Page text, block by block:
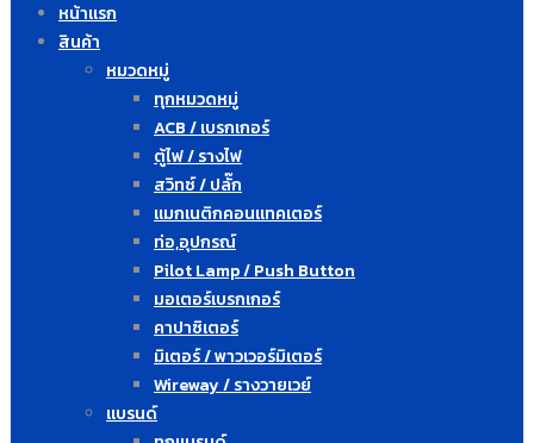
หน้าแรก
สินค้า
หมวดหมู่
ทุกหมวดหมู่
ACB / เบรกเกอร์
ตู้ไฟ / รางไฟ
สวิทซ์ / ปลั๊ก
แมกเนติกคอนแทคเตอร์
ท่อ,อุปกรณ์
Pilot Lamp / Push Button
มอเตอร์เบรกเกอร์
คาปาซิเตอร์
มิเตอร์ / พาวเวอร์มิเตอร์
Wireway / รางวายเวย์
แบรนด์